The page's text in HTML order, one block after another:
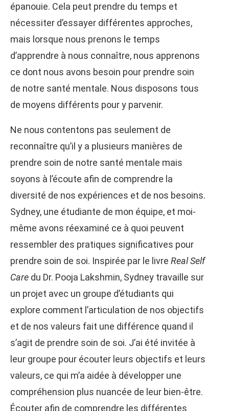
épanouie. Cela peut prendre du temps et
nécessiter d’essayer différentes approches,
mais lorsque nous prenons le temps
d’apprendre à nous connaître, nous apprenons
ce dont nous avons besoin pour prendre soin
de notre santé mentale. Nous disposons tous
de moyens différents pour y parvenir.
Ne nous contentons pas seulement de
reconnaître qu’il y a plusieurs manières de
prendre soin de notre santé mentale mais
soyons à l’écoute afin de comprendre la
diversité de nos expériences et de nos besoins.
Sydney, une étudiante de mon équipe, et moi-
même avons réexaminé ce à quoi peuvent
ressembler des pratiques significatives pour
prendre soin de soi. Inspirée par le livre Real Self
Care du Dr. Pooja Lakshmin, Sydney travaille sur
un projet avec un groupe d’étudiants qui
explore comment l’articulation de nos objectifs
et de nos valeurs fait une différence quand il
s’agit de prendre soin de soi. J’ai été invitée à
leur groupe pour écouter leurs objectifs et leurs
valeurs, ce qui m’a aidée à développer une
compréhension plus nuancée de leur bien-être.
Écouter afin de comprendre les différentes